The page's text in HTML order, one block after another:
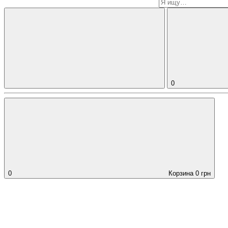
0
0 Корзина 0 грн